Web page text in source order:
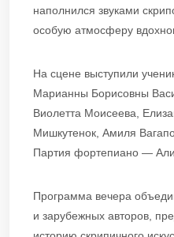
наполнился звуками
особую атмосферу
На сцене выступили
Марианны Борисовны
Виолетта Моисеева,
Мишкутенок, Амиля
Партия фортепиано —
Программа вечера
и зарубежных авторов,